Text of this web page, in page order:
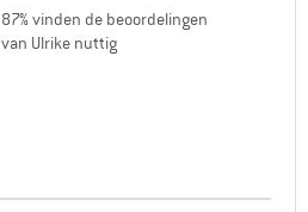
87% vinden de beoordelingen
van Ulrike nuttig